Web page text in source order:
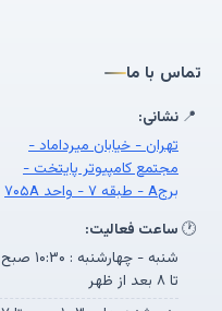
تماس با ما
📍 نشانی:
تهران - خیابان میرداماد -
مجتمع کامپیوتر پایتخت -
برجA - طبقه ۷ - واحد ۷۰۵A
🕐 ساعت فعالیت:
شنبه - چهارشنبه : ۱۰:۳۰ صبح
تا ۸ بعد از ظهر